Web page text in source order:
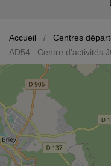
Accueil / Centres
AD54 : Centre d’activités